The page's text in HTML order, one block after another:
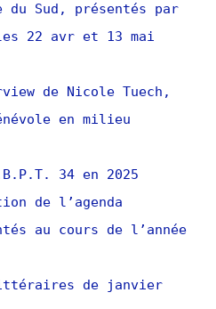
du Sud, présentés par
22 avr et 13 mai
de Nicole Tuech,
en milieu
34 en 2025
de l’agenda
au cours de l’année
de janvier